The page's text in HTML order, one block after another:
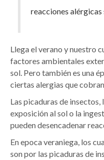
reacciones alérgicas
Llega el verano y nuestro
factores ambientales
sol. Pero también es una
ciertas alergias que
Las picaduras de
exposición al sol o la
pueden desencadenar
En epoca veraniega, los
son por las picaduras de